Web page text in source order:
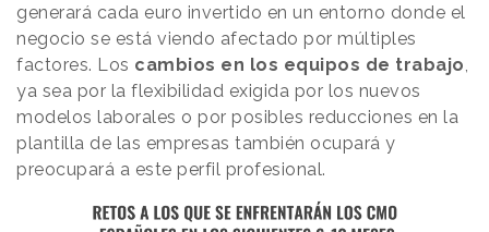
generará cada euro invertido en un entorno donde el
negocio se está viendo afectado por múltiples
factores. Los cambios en los equipos de trabajo,
ya sea por la flexibilidad exigida por los nuevos
modelos laborales o por posibles reducciones en la
plantilla de las empresas también ocupará y
preocupará a este perfil profesional.